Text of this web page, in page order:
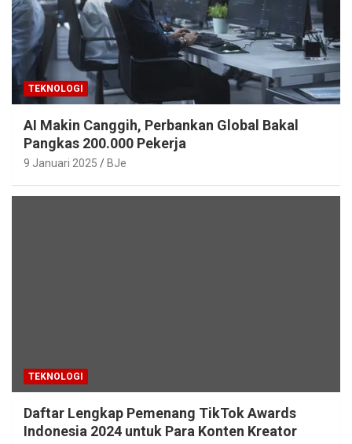
TEKNOLOGI
AI Makin Canggih, Perbankan Global Bakal
Pangkas 200.000 Pekerja
9 Januari 2025 BJe
TEKNOLOGI
Daftar Lengkap Pemenang TikTok Awards
Indonesia 2024 untuk Para Konten Kreator